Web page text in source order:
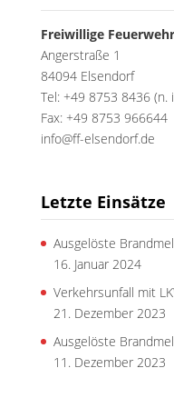
Freiwillige
Angerstraße 1
84094 Elsendorf
Tel: +49 8753 8436 (n.
Fax: +49 8753 966644
info@ff-elsendorf.de
Letzte Einsätze
Ausgelöste
16. Januar 2024
Verkehrsunfall mit
21. Dezember 2023
Ausgelöste
11. Dezember 2023